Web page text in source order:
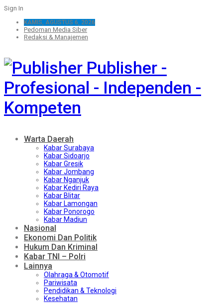
Sign In
KAMIS, AGUSTUS 6, 2026
Pedoman Media Siber
Redaksi & Manajemen
Publisher -
Profesional - Independen -
Kompeten
Warta Daerah
Kabar Surabaya
Kabar Sidoarjo
Kabar Gresik
Kabar Jombang
Kabar Nganjuk
Kabar Kediri Raya
Kabar Blitar
Kabar Lamongan
Kabar Ponorogo
Kabar Madiun
Nasional
Ekonomi Dan Politik
Hukum Dan Kriminal
Kabar TNI – Polri
Lainnya
Olahraga & Otomotif
Pariwisata
Pendidikan & Teknologi
Kesehatan